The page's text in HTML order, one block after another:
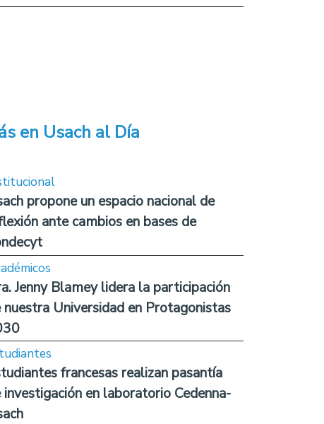
en Usach al Día
propone un espacio nacional de
ante cambios en bases de
Jenny Blamey lidera la participación
nuestra Universidad en Protagonistas
francesas realizan pasantía
investigación en laboratorio Cedenna-